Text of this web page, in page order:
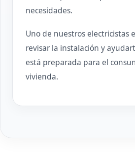
necesidades.
Uno de nuestros electricistas
revisar la instalación y
está preparada para el
vivienda.